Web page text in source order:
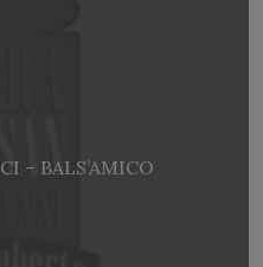
– BALS’AMICO